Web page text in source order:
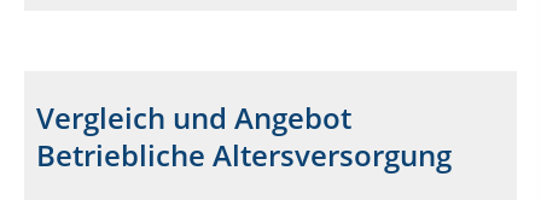
Vergleich und Angebot
Betriebliche Altersversorgung